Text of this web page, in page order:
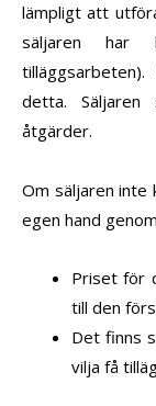
lämpligt att
säljaren har
detta. Säljaren
åtgärder.
Om säljaren inte
egen hand
Priset för
till den
Det finns
vilja få